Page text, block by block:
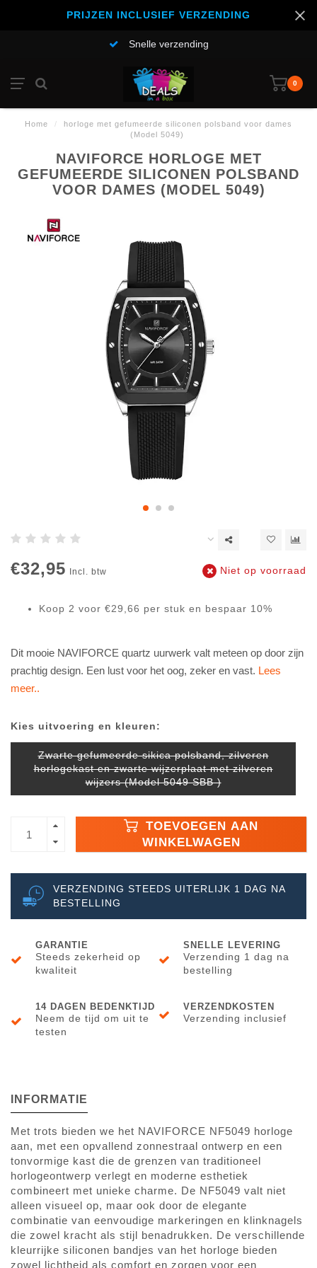
PRIJZEN INCLUSIEF VERZENDING
Snelle verzending
0
Home /
horloge met gefumeerde siliconen polsband voor dames
(Model 5049)
NAVIFORCE HORLOGE MET
GEFUMEERDE SILICONEN POLSBAND
VOOR DAMES (MODEL 5049)
€32,95 Incl. btw Niet op voorraad
Koop 2 voor €29,66 per stuk en bespaar 10%
Dit mooie NAVIFORCE quartz uurwerk valt meteen op door zijn
prachtig design. Een lust voor het oog, zeker en vast. Lees
meer..
Kies uitvoering en kleuren:
Zwarte gefumeerde sikica polsband, zilveren
horlogekast en zwarte wijzerplaat met zilveren
wijzers (Model 5049 SBB )
TOEVOEGEN AAN
WINKELWAGEN
VERZENDING STEEDS UITERLIJK 1 DAG NA
BESTELLING
GARANTIE
Steeds zekerheid op
kwaliteit
SNELLE LEVERING
Verzending 1 dag na
bestelling
14 DAGEN BEDENKTIJD
Neem de tijd om uit te
testen
VERZENDKOSTEN
Verzending inclusief
INFORMATIE
Met trots bieden we het NAVIFORCE NF5049 horloge
aan, met een opvallend zonnestraal ontwerp en een
tonvormige kast die de grenzen van traditioneel
horlogeontwerp verlegt en moderne esthetiek
combineert met unieke charme. De NF5049 valt niet
alleen visueel op, maar ook door de elegante
combinatie van eenvoudige markeringen en klinknagels
die zowel kracht als stijl benadrukken. De verschillende
kleurrijke siliconen bandjes van het horloge bieden
zowel lichtheid als comfort en zorgen voor een